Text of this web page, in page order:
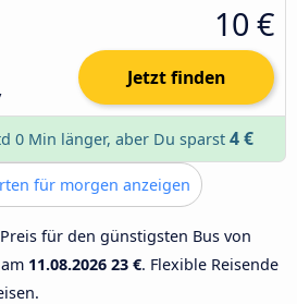
10 €
Jetzt finden
0 Min länger, aber Du sparst 4 €
für morgen anzeigen
für den günstigsten Bus von
11.08.2026 23 €. Flexible Reisende